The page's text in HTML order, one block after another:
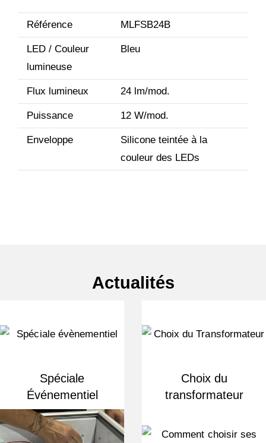
Référence MLFSB24B
LED / Couleur
lumineuse
Bleu
Flux lumineux 24 lm/mod.
Puissance 12 W/mod.
Enveloppe
Silicone teintée à la
couleur des LEDs
Actualités
Spéciale
Événementiel
Choix du
transformateur